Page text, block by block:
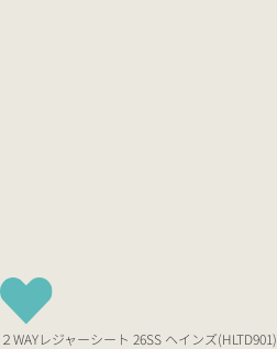
２WAYレジャーシート 26SS ヘインズ(HLTD901)